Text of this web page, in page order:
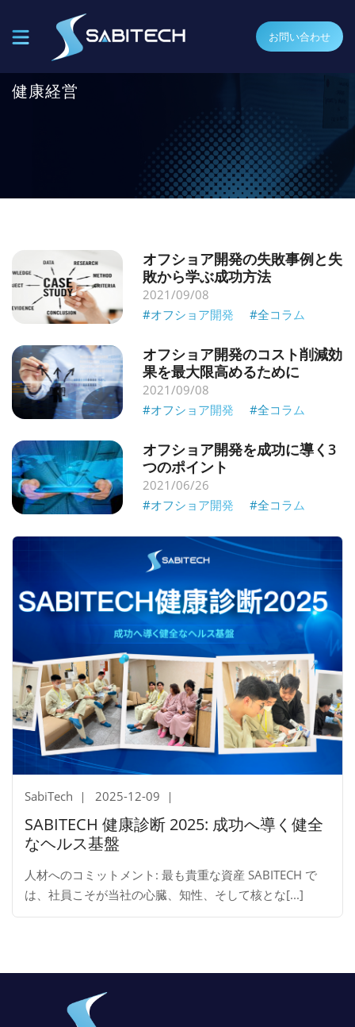
お問い合わせ
健康経営
オフショア開発の失敗事例と失
敗から学ぶ成功方法
2021/09/08
#オフショア開発
#全コラム
オフショア開発のコスト削減効
果を最大限高めるために
2021/09/08
#オフショア開発
#全コラム
オフショア開発を成功に導く3
つのポイント
2021/06/26
#オフショア開発
#全コラム
SabiTech 2025-12-09
SABITECH 健康診断 2025: 成功へ導く健全
なヘルス基盤
人材へのコミットメント: 最も貴重な資産 SABITECH で
は、社員こそが当社の心臓、知性、そして核とな[...]